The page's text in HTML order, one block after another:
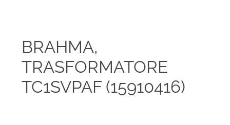
BRAHMA,
TRASFORMATORE
TC1SVPAF (15910416)